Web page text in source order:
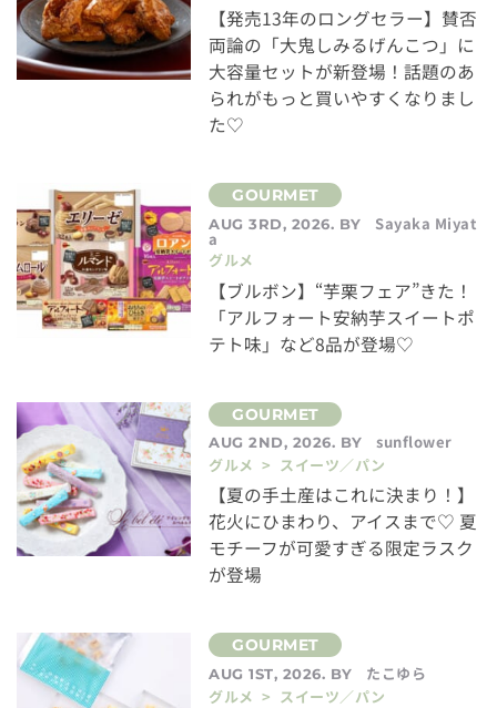
【発売13年のロングセラー】賛否
両論の「大鬼しみるげんこつ」に
大容量セットが新登場！話題のあ
られがもっと買いやすくなりまし
た♡
AUG 3RD, 2026. BY Sayaka Miyat
a
グルメ
【ブルボン】“芋栗フェア”きた！
「アルフォート安納芋スイートポ
テト味」など8品が登場♡
AUG 2ND, 2026. BY
sunflower
グルメ > スイーツ／パン
【夏の手土産はこれに決まり！】
花火にひまわり、アイスまで♡ 夏
モチーフが可愛すぎる限定ラスク
が登場
AUG 1ST, 2026. BY
たこゆら
グルメ > スイーツ／パン